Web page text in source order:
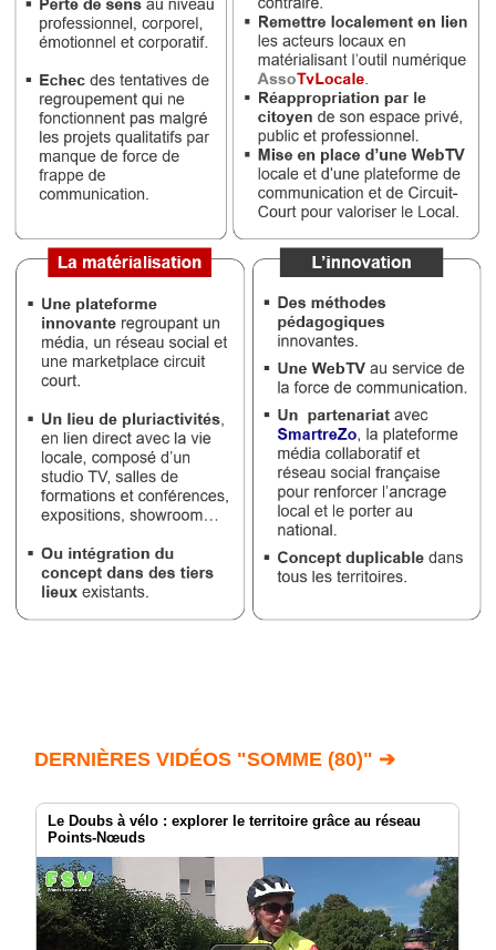
DERNIÈRES VIDÉOS "SOMME (80)" ➔
Le Doubs à vélo : explorer le territoire grâce au réseau
Points-Nœuds